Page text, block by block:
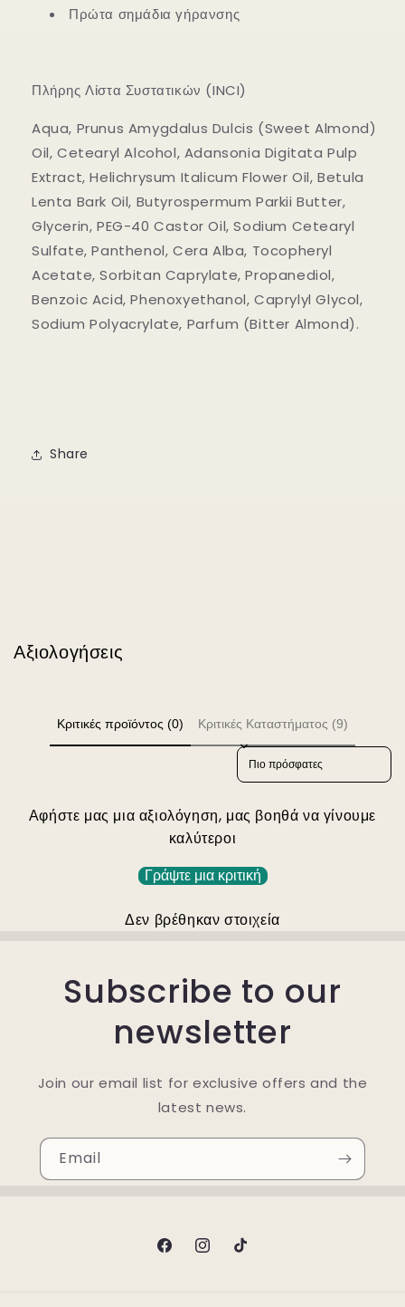
Πρώτα σημάδια γήρανσης
Πλήρης Λίστα Συστατικών (INCI)
Aqua, Prunus Amygdalus Dulcis (Sweet Almond)
Oil, Cetearyl Alcohol, Adansonia Digitata Pulp
Extract, Helichrysum Italicum Flower Oil, Betula
Lenta Bark Oil, Butyrospermum Parkii Butter,
Glycerin, PEG-40 Castor Oil, Sodium Cetearyl
Sulfate, Panthenol, Cera Alba, Tocopheryl
Acetate, Sorbitan Caprylate, Propanediol,
Benzoic Acid, Phenoxyethanol, Caprylyl Glycol,
Sodium Polyacrylate, Parfum (Bitter Almond).
Share
Αξιολογήσεις
Κριτικές προϊόντος (0) Κριτικές Καταστήματος (9)
Sort reviews by
Αφήστε μας μια αξιολόγηση, μας βοηθά να γίνουμε
καλύτεροι
Γράψτε μια κριτική
Δεν βρέθηκαν στοιχεία
Subscribe to our
newsletter
Join our email list for exclusive offers and the
latest news.
Email
FacebookInstagram
TikTok